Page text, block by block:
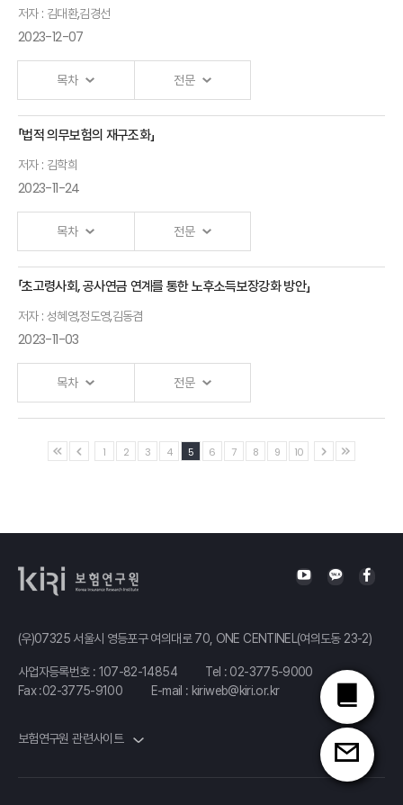
금융회사임직원을
조혜진 인천대학교
건국대학교 교수
발표자 : 노건엽
저자 : 김대환,김경선
2023-12-07
목차 전문
국민건강보험
김대환
동아대학교
교수
과제
김경선
보험연구원
연구위원
「법적 의무보험의 재구조화」
저자 : 김학희
2023-11-24
목차 전문
법적
김학희
Aon부사장
「초고령사회, 공사연금 연계를 통한 노후소득보장강화 방안」
저자 : 성혜영,정도영,김동겸
2023-11-03
목차 전문
국민연금의
연금제도실장
시장 평가와
노후소득보장
강화 방안
1 2 3 4 5 6 7 8 9 10
(우)07325 서울시 영등포구 여의대로 70, ONE CENTINEL(여의도동 23-2)
사업자등록번호 : 107-82-14854 Tel : 02-3775-9000
Fax :02-3775-9100
E-mail : kiriweb@kiri.or.kr
보험연구원 관련사이트